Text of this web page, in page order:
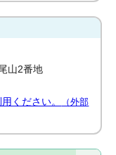
山2番地
ください。
（外部